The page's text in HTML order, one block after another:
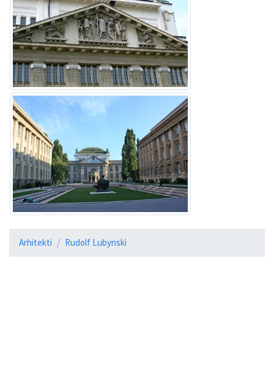
Arhitekti Rudolf Lubynski